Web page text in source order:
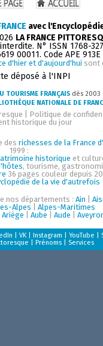
avec
LA FRANCE
N° ISSN 1768-
00011. Code APE 913E
d'hier et d'aujourd'hui sont
déposé à l'INPI
TOURISME FRANÇAIS dès
NATIONALE DE
Politique de
historique du jour
des richesses de la France
1999 :
historique et
, tourisme,
36 pages couleur depuis
de la vie d'autrefois
nos départements : Ain
Alpes
Alpes-Maritimes
Ariège Aube Aude
VK| Instagram YouTube
Prénoms| Services